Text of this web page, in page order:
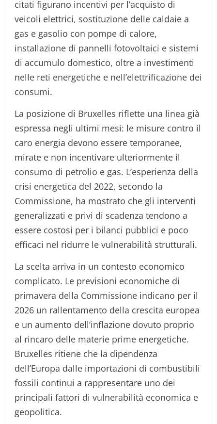
citati figurano incentivi per l’acquisto di
veicoli elettrici, sostituzione delle caldaie a
gas e gasolio con pompe di calore,
installazione di pannelli fotovoltaici e sistemi
di accumulo domestico, oltre a investimenti
nelle reti energetiche e nell’elettrificazione dei
consumi.
La posizione di Bruxelles riflette una linea già
espressa negli ultimi mesi: le misure contro il
caro energia devono essere temporanee,
mirate e non incentivare ulteriormente il
consumo di petrolio e gas. L’esperienza della
crisi energetica del 2022, secondo la
Commissione, ha mostrato che gli interventi
generalizzati e privi di scadenza tendono a
essere costosi per i bilanci pubblici e poco
efficaci nel ridurre le vulnerabilità strutturali.
La scelta arriva in un contesto economico
complicato. Le previsioni economiche di
primavera della Commissione indicano per il
2026 un rallentamento della crescita europea
e un aumento dell’inflazione dovuto proprio
al rincaro delle materie prime energetiche.
Bruxelles ritiene che la dipendenza
dell’Europa dalle importazioni di combustibili
fossili continui a rappresentare uno dei
principali fattori di vulnerabilità economica e
geopolitica.